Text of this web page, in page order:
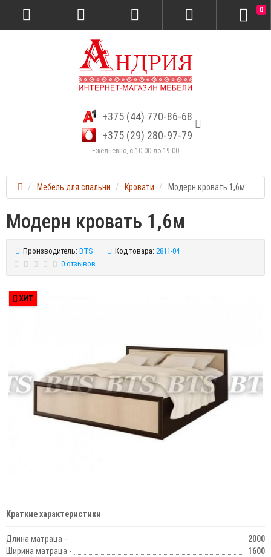
+375 (44) 770-86-68
+375 (29) 280-97-79
Ежедневно, с 10:00 до 19:00
0
Мебель для спальни Кровати Модерн кровать 1,6м
Модерн кровать 1,6м
Производитель: BTS Код товара: 2811-04
0 отзывов
ХИТ
Краткие характеристики
Длина матраца -
2000
Ширина матраца -
1600